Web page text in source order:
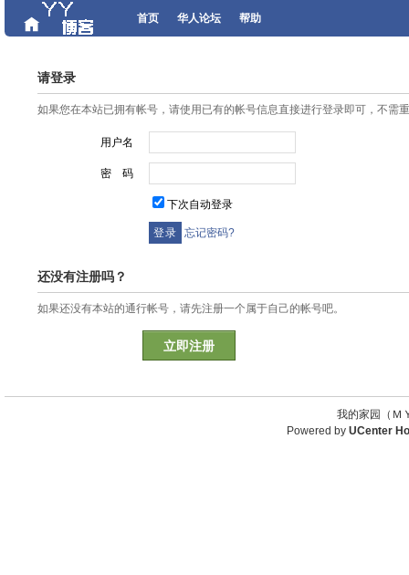
首页 华人论坛 帮助
请登录
如果您在本站已拥有帐号，请使用已有的帐号信息直接进行登录即可，不需
用户名
密 码
下次自动登录
忘记密码?
还没有注册吗？
如果还没有本站的通行帐号，请先注册一个属于自己的帐号吧。
立即注册
我的家园（
Powered by UCenter